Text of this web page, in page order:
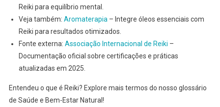
Reiki para equilíbrio mental.
Veja também: Aromaterapia – Integre óleos essenciais com
Reiki para resultados otimizados.
Fonte externa: Associação Internacional de Reiki –
Documentação oficial sobre certificações e práticas
atualizadas em 2025.
Entendeu o que é Reiki? Explore mais termos do nosso glossário
de Saúde e Bem-Estar Natural!